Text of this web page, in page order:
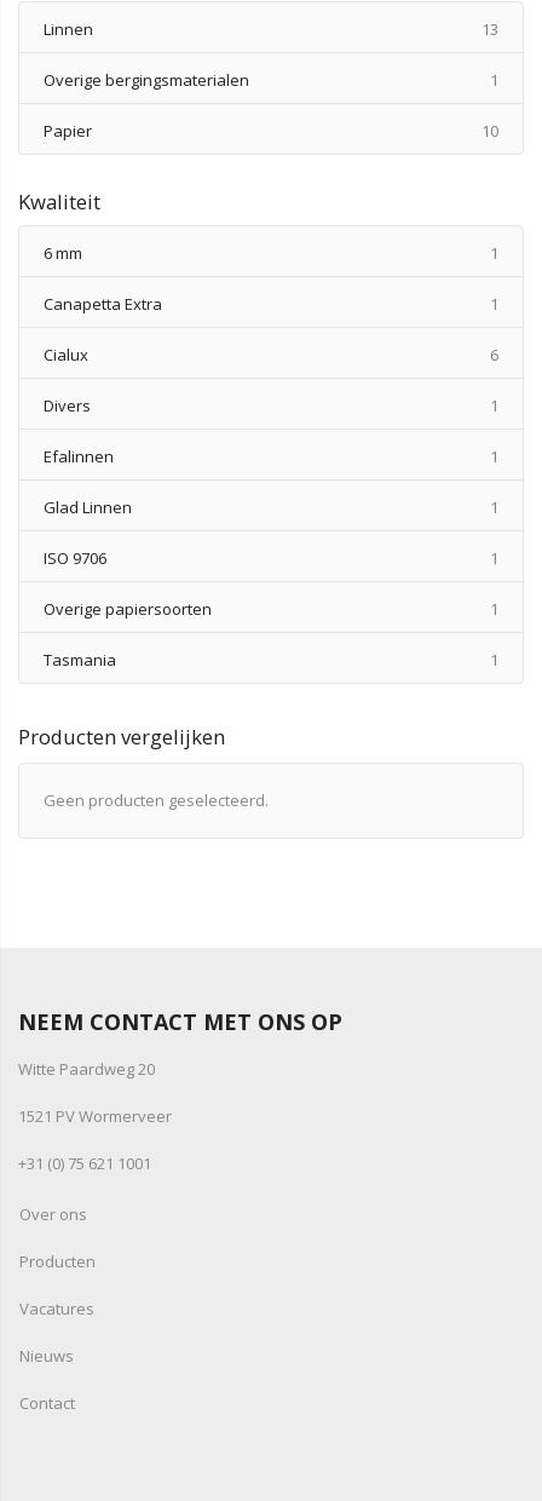
Linnen 13
Overige bergingsmaterialen 1
Papier 10
Kwaliteit
6 mm 1
Canapetta Extra 1
Cialux 6
Divers 1
Efalinnen 1
Glad Linnen 1
ISO 9706 1
Overige papiersoorten 1
Tasmania 1
Producten vergelijken
Geen producten geselecteerd.
NEEM CONTACT MET ONS OP
Witte Paardweg 20
1521 PV Wormerveer
+31 (0) 75 621 1001
Over ons
Producten
Vacatures
Nieuws
Contact